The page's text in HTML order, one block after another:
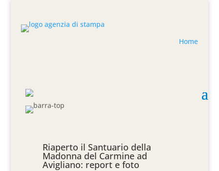
Home
Riaperto il Santuario della
Madonna del Carmine ad
Avigliano: report e foto